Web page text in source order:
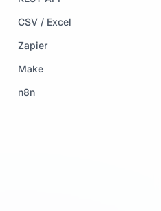
CSV / Excel
Zapier
Make
n8n